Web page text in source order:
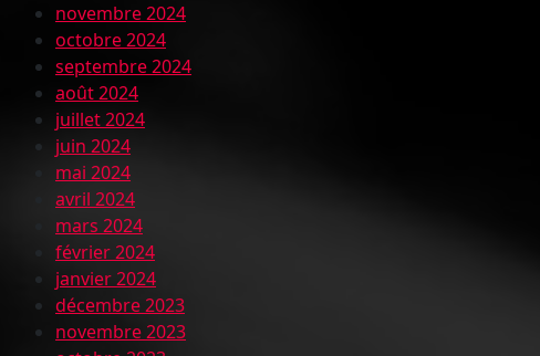
novembre 2024
octobre 2024
septembre 2024
août 2024
juillet 2024
juin 2024
mai 2024
avril 2024
mars 2024
février 2024
janvier 2024
décembre 2023
novembre 2023